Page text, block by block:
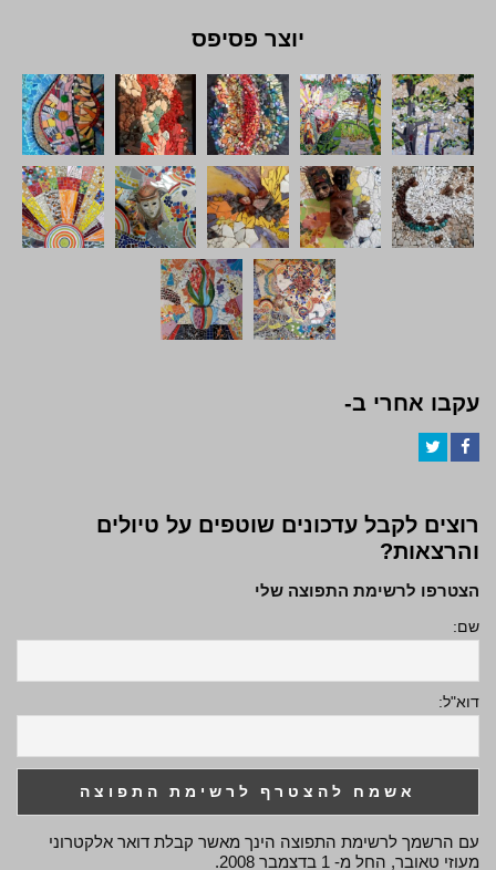
יוצר פסיפס
עקבו אחרי ב-
רוצים לקבל עדכונים שוטפים על טיולים
והרצאות?
הצטרפו לרשימת התפוצה שלי
שם:
דוא"ל:
עם הרשמך לרשימת התפוצה הינך מאשר קבלת דואר אלקטרוני
מעוזי טאובר, החל מ- 1 בדצמבר 2008.